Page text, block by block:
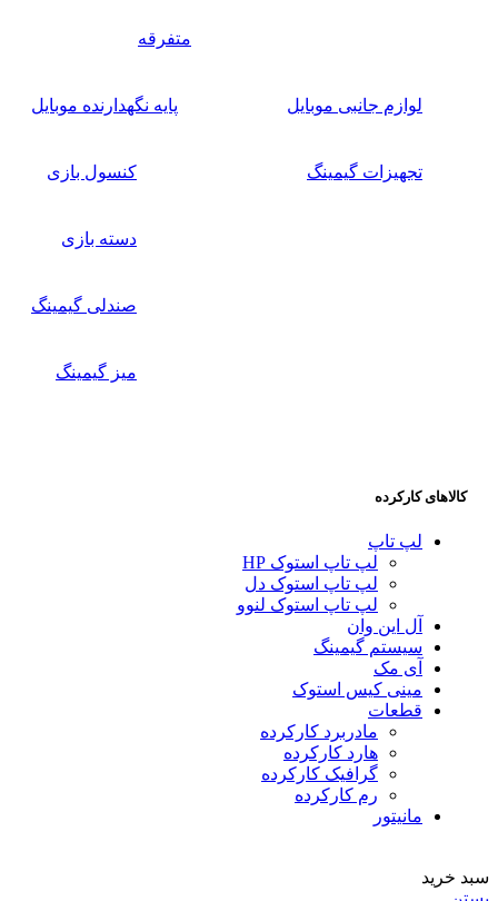
متفرقه
لوازم جانبی موبایل پایه نگهدارنده موبایل
تجهیزات گیمینگ کنسول بازی
دسته بازی
صندلی گیمینگ
میز گیمینگ
کالاهای کارکرده
لپ تاپ
لپ تاپ استوک HP
لپ تاپ استوک دل
لپ تاپ استوک لنوو
آل این وان
سیستم گیمینگ
آی مک
مینی کیس استوک
قطعات
مادربرد کارکرده
هارد کارکرده
گرافیک کارکرده
رم کارکرده
مانیتور
سبد خرید